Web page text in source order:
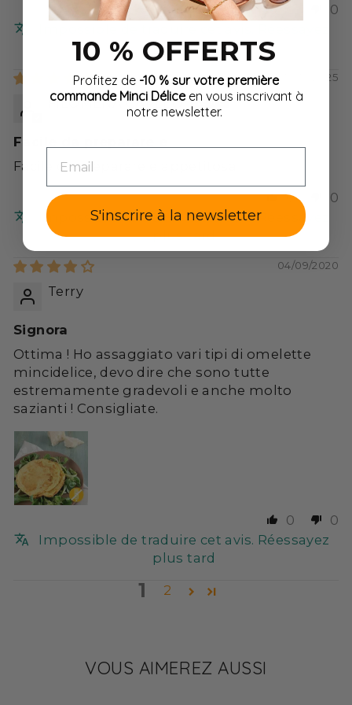
0
plus tard
10/19/2025
FILOMENA CARLEO
Facile da preparare e
Facile da preparare e appetitosa
0
0
Impossible de traduire cet avis. Réessayez
plus tard
04/09/2020
Terry
Signora
Ottima ! Ho assaggiato vari tipi di omelette
mincidelice, devo dire che sono tutte
estremamente gradevoli e anche molto
sazianti ! Consigliate.
0
0
Impossible de traduire cet avis. Réessayez
plus tard
1 2
VOUS AIMEREZ AUSSI
10 % OFFERTS
Profitez de -10 % sur votre première
commande Minci Déliceen vous inscrivant à
notre newsletter.
S'inscrire à la newsletter